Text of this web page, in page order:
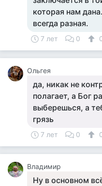
которая нам
всегда разная.
7 лет 0
Ольгея
да, никак не
полагает, а Бог
выберешься, а
грязь
7 лет 0
Владимир
Ну в основном